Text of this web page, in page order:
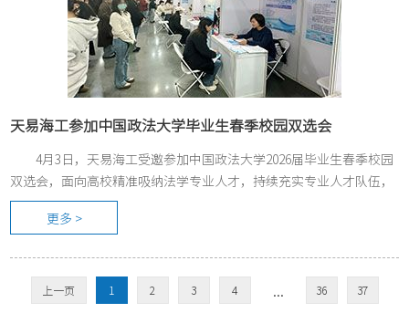
天易海工参加中国政法大学毕业生春季校园双选会
4月3日，天易海工受邀参加中国政法大学2026届毕业生春季校园
双选会，面向高校精准吸纳法学专业人才，持续充实专业人才队伍，
以法治力量护航海洋工程事业高质量发展。
更多 >
上一页 1 2 3 4 ... 36 37